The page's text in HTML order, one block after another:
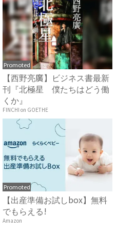
Promoted
【西野亮廣】ビジネス書最新
刊『北極星 僕たちはどう働
くか』
FINCHI on GOETHE
Promoted
【出産準備お試しbox】無料
でもらえる!
Amazon